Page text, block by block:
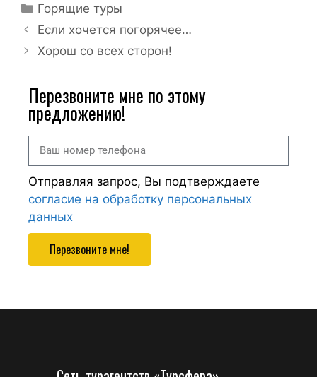
Горящие туры
Если хочется погорячее…
Хорош со всех сторон!
Перезвоните мне по этому
предложению!
Отправляя запрос, Вы подтверждаете
согласие на обработку персональных
данных
Перезвоните мне!